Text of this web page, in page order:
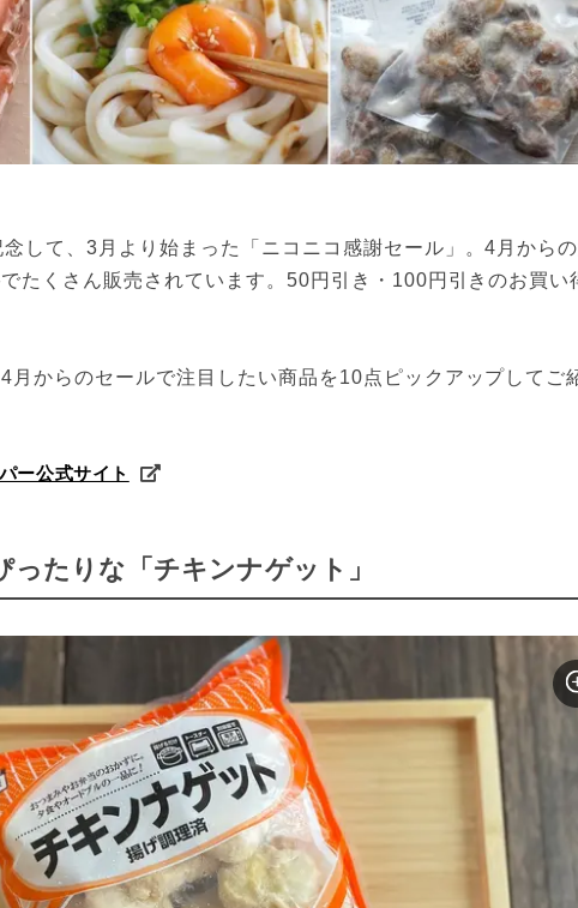
して、3月より始まった「ニコニコ感謝セール」。4月から
たくさん販売されています。50円引き・100円引きのお買い
月からのセールで注目したい商品を10点ピックアップしてご
ー公式サイト
たりな「チキンナゲット」